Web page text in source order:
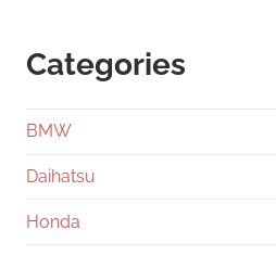
Categories
BMW
Daihatsu
Honda